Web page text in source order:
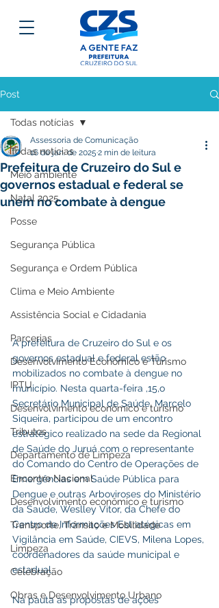
Post
Todas notícias
Meio ambiente
Natal 2025
Posse
Segurança Pública
Segurança e Ordem Pública
Clima e Meio Ambiente
Assistência Social e Cidadania
Parcerias
Desenvolvimento Econômico e Turismo
IPTU
Desenvolvimento econômico e turismo
Tributos
Departamento de Limpeza
Encontro Nacional
Desenvolvimento econômico e turismo
Transporte, Trânsito e Mobilidade
Limpeza
Celebração
Obras e Desenvolvimento Urbano
Todas notícias
Prefeitura de Cruzeiro do Sul e
governos estadual e federal se
unem no combate à dengue
Assessoria de Comunicação
16 de jan. de 2025 2 min de leitura
A prefeitura de Cruzeiro do Sul e os
governos estadual e federal estão
mobilizados no combate à dengue no
município. Nesta quarta-feira ,15,o
Secretário Municipal de Saúde, Marcelo
Siqueira, participou de um encontro
estratégico realizado na sede da Regional
de Saúde do Juruá com o representante
do Comando do Centro de Operações de
Emergências em Saúde Pública para
Dengue e outras Arboviroses do Ministério
da Saúde, Weslley Vitor, da Chefe do
Centro de Informações Estratégicas em
Vigilância em Saúde, CIEVS, Milena Lopes,
coordenadores da saúde municipal e
estadual.
Na pauta as propostas de ações